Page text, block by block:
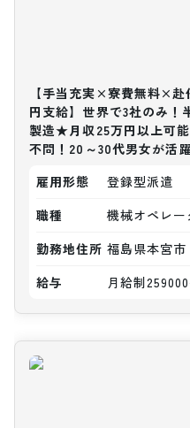
【手当充実×寮費無料×
円支給】世界で3社のみ！
製造★月収25万円以上可
不問！20～30代男女が活
雇用形態
登録型派遣
職種
機械オペレー
勤務地住所 福島県本宮市
給与
月給制